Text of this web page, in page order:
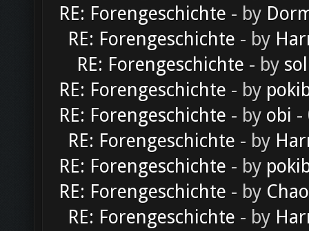
RE: Forengeschichte - by
RE: Forengeschichte - by
RE: Forengeschichte - by
RE: Forengeschichte - by
RE: Forengeschichte - by obi -
RE: Forengeschichte - by
RE: Forengeschichte - by
RE: Forengeschichte - by
RE: Forengeschichte - by